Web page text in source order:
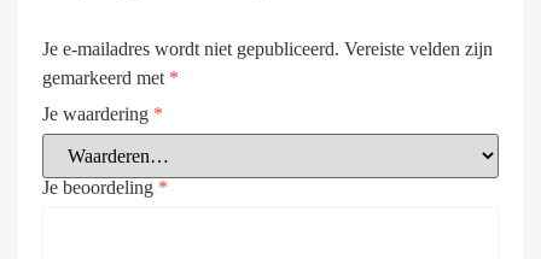
Je e-mailadres wordt niet gepubliceerd. Vereiste velden zijn
gemarkeerd met *
Je waardering *
Je beoordeling *